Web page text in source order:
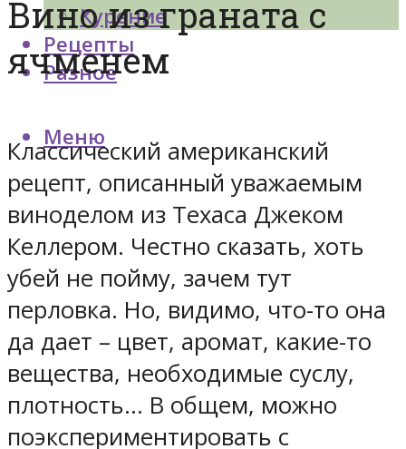
Курение
Рецепты
Разное
Меню
Вино из граната с
ячменем
Классический американский
рецепт, описанный уважаемым
виноделом из Техаса Джеком
Келлером. Честно сказать, хоть
убей не пойму, зачем тут
перловка. Но, видимо, что-то она
да дает – цвет, аромат, какие-то
вещества, необходимые суслу,
плотность… В общем, можно
поэкспериментировать с